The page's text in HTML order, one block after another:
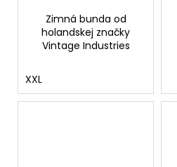
Zimná bunda od
holandskej značky
Vintage Industries
XXL